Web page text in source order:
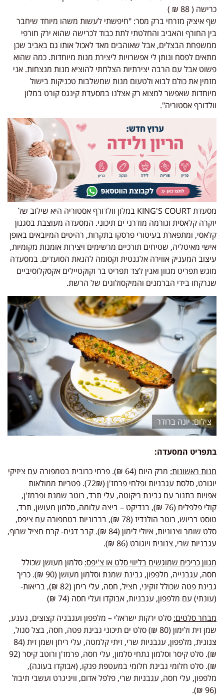
כרישה ( 88 ₪ )
שף איציק מזרחי ברק מסר: "חיפשתי לעשות משהו מיוחד שיחבר
בין החורף והאביב והחלטתי לתת כבוד לכרישה שהוא ירק חורפי
ממשפחת הבצלים, אבל שאוהבים מאד לאכול אותו גם באביב שכן
מתאים לפסח ונותן לי אפשרויות ליצירת מנות מיוחדות. כמה שהוא
פשוט אבל עם הרבה יצירתיות הצלחתי להוציא מנות מנצחות. אני
מזמין את כולם לבוא ולטעום מנות שמשלבות טכניקות בישול
מיוחדות שאפשר למצוא רק אצלנו במסעדת קינגס קורט במלון
וולדורף אסטוריה".
מסעדת KING'S COURT במלון וולדורף אסטוריה היא שילוב של
יוקרה קלאסית וגורמה מודרני ים תיכוני. המסעדה מעוצבת בסגנון
קלאסי, ומתפארת בעיטורי פרסקו בתקרות, רהיטים המיובאים באופן
אישי מאיטליה, שטיחים תורכיים מרשימים ויצירות אומנות מקומיות,
עיצוב המעניק אווירה אלגנטית וקסומה להנאת הסועדים. במסעדה
מוגש תפריט מגוון ואנין לצד תפריט בר וקוקטיילים אקסקלוסיביים
שנרקחו בידי הברמנים והמיקסולוגים של הרשת.
יונה ברודר
בתפריט המסעדה:
מנות ראשונות:
מרק היום (64 ₪). פרחי כרובית בטמפורה עם ציזיקי
יוגורט, סלסת עגבניות ופלחי פרמז'ן (72₪). פטריות ממולאות
אפויות בתנור עם גבינת ריקוטה, עלי תרד, רוטב שמנת ופרמז'ן,
קולי פלפלים (76 ₪), בנדיקט – ביצה עלומה, סלמון מעושן, תרד,
טוסט בריוש, רוטב הולנדיז (78 ₪), ברבוניות בטמפורה עם ציפס,
סלט שומר וצנוניות, איולי לימון (84 ₪). קבב דגים- קרם חציל שרוף,
עגבניות שרי, צנונית ויוגורט (86 ₪).
מגוון כריכים שמוגשים בליווי סלט או צ'יפס: סלמון מעושן שכולל
חסה, עגבנייה, מלפפון, גבינת שמנת וסלמון מעושן (90 ₪). כריך
גבינת פטה שכולל זוקיני, חציל, חסה, עלי ריחן (82 ₪), בריאות-
(עונתי) עם מלפפון, עגבניות, אבוקדו ועלי חסה (74 ₪)
מבחר סלטים: סלט ירקות ישראלי – מלפפון ועגבניה קצוצים, נענע,
שמן זית ולימון (80 ₪) סלט ים תיכוני גבינת פטה, חסה, בצל סגול,
צנונית, מלפפון, עגבניות שרי, זיתי קלמטה, עלי ריחן ושמן זית (84
₪). סלט קיסר וסלמון נתחי סלמון, עלי חסה, פרמז'ן ורוטב קיסר (92
₪). סלט חלומי גבינת חלומי במעטפת פנקו, (אבוקדו בעונה),
מלפפון, עלי חסה, עגבניות שרי, פלפל אדום, וויניגרט ועשבי תיבול
(96 ₪).